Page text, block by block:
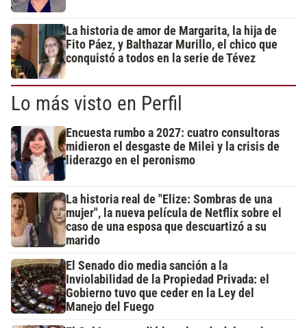
La historia de amor de Margarita, la hija de
Fito Páez, y Balthazar Murillo, el chico que
conquistó a todos en la serie de Tévez
Lo más visto en Perfil
Encuesta rumbo a 2027: cuatro consultoras
midieron el desgaste de Milei y la crisis de
liderazgo en el peronismo
La historia real de "Elize: Sombras de una
mujer", la nueva película de Netflix sobre el
caso de una esposa que descuartizó a su
marido
El Senado dio media sanción a la
Inviolabilidad de la Propiedad Privada: el
Gobierno tuvo que ceder en la Ley del
Manejo del Fuego